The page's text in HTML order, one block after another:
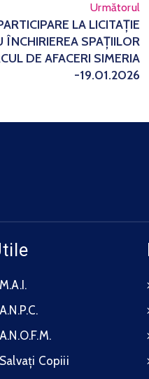
Următorul
LA LICITAŢIE
ÎNCHIRIEREA SPAȚIILOR
DE AFACERI SIMERIA
-19.01.2026
M.A.I.
A.N.P.C.
A.N.O.F.M.
Salvați Copiii